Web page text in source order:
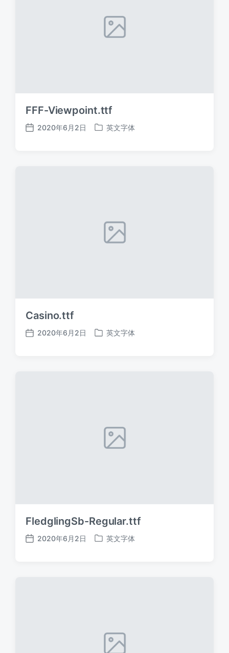
FFF-Viewpoint.ttf
发
2020年6月2日
发
英文字体
Casino.ttf
发
2020年6月2日
发
英文字体
FledglingSb-Regular.ttf
发
2020年6月2日
发
英文字体